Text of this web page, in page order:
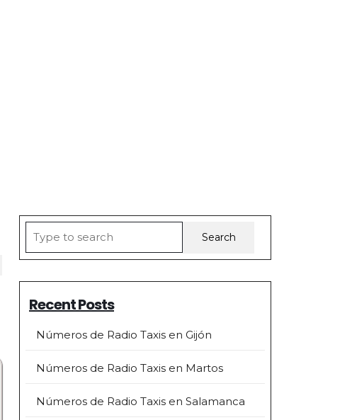
for:
Recent Posts
Números de Radio Taxis en Gijón
Números de Radio Taxis en Martos
Números de Radio Taxis en Salamanca